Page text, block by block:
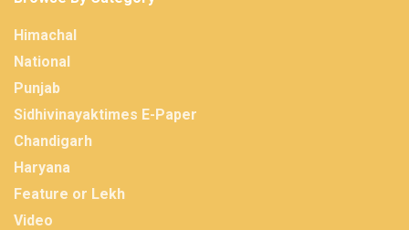
Himachal
National
Punjab
Sidhivinayaktimes E-Paper
Chandigarh
Haryana
Feature or Lekh
Video